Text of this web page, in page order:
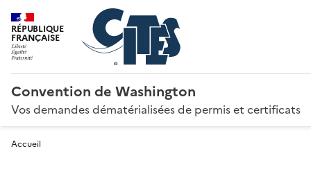
RÉPUBLIQUE
FRANÇAISE
Convention de Washington
Vos demandes dématérialisées de permis et certificats
Accueil